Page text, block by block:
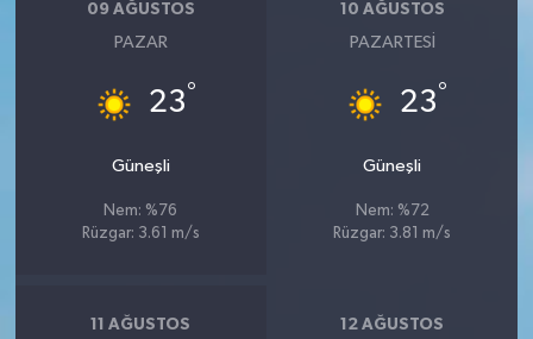
09 AĞUSTOS
PAZAR
23°
Güneşli
Nem: %76
Rüzgar: 3.61 m/s
10 AĞUSTOS
PAZARTESI
23°
Güneşli
Nem: %72
Rüzgar: 3.81 m/s
11 AĞUSTOS 12 AĞUSTOS